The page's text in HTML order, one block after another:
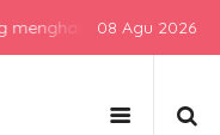
lulusan
08 Agu 2026